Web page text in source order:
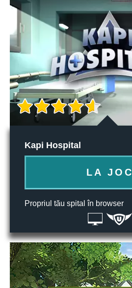
Kapi Hospital
LA JOC
Propriul tău spital în browser